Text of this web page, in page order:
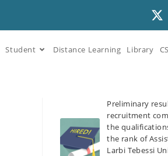
Student Distance Learning Library
Preliminary
recruitment
the
the rank of
Larbi Tebessi